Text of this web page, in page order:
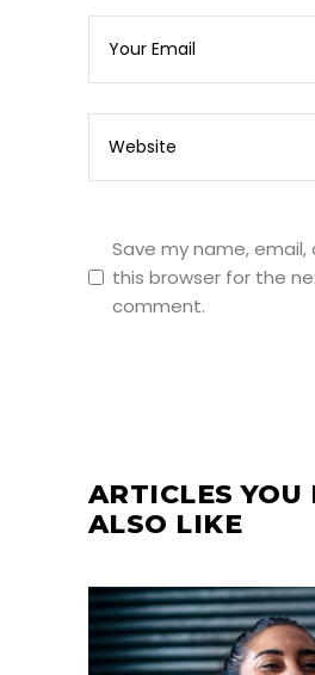
Save my name,
this browser for the
comment.
ARTICLES YOU
ALSO LIKE